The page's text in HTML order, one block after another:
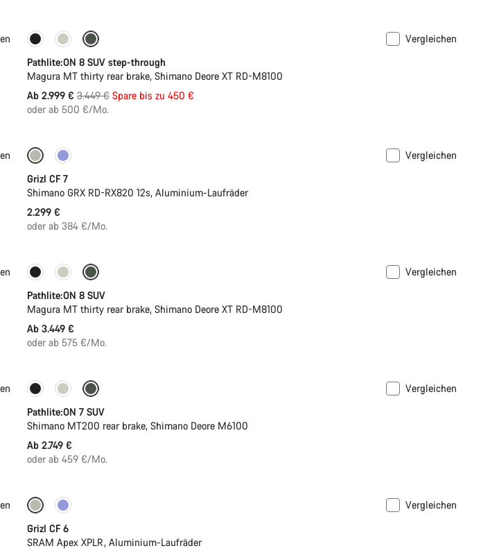
-13% Neue Verfügbarkeiten
Vergleichen
Pathlite:ON 8 SUV step-through
Magura MT thirty rear brake, Shimano Deore XT RD-M8100
Ab 2.999 € Ursprungspreis
3.449 € Spare bis zu 450 €
oder ab 500 €/Mo.
Vergleichen
Grizl CF 7
Shimano GRX RD-RX820 12s, Aluminium-Laufräder
2.299 €
oder ab 384 €/Mo.
Vergleichen
Pathlite:ON 8 SUV
Magura MT thirty rear brake, Shimano Deore XT RD-M8100
Ab 3.449 €
oder ab 575 €/Mo.
Vergleichen
Pathlite:ON 7 SUV
Shimano MT200 rear brake, Shimano Deore M6100
Ab 2.749 €
oder ab 459 €/Mo.
Vergleichen
Grizl CF 6
SRAM Apex XPLR, Aluminium-Laufräder